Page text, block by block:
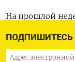
ПОДПИШИТЕСЬ
На прошлой
темп ‌из-за
рисков ‌на фоне